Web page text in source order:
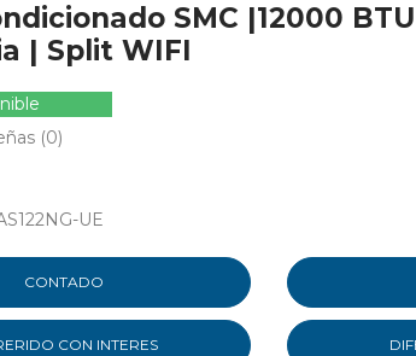
SMC |12000
| Split WIFI
(0)
UE
CONTADO
CON INTERES